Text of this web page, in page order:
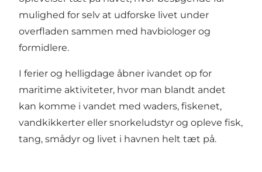
mulighed for selv at udforske livet under
overfladen sammen med havbiologer og
formidlere.
I ferier og helligdage åbner ivandet op for
maritime aktiviteter, hvor man blandt andet
kan komme i vandet med waders, fiskenet,
vandkikkerter eller snorkeludstyr og opleve fisk,
tang, smådyr og livet i havnen helt tæt på.